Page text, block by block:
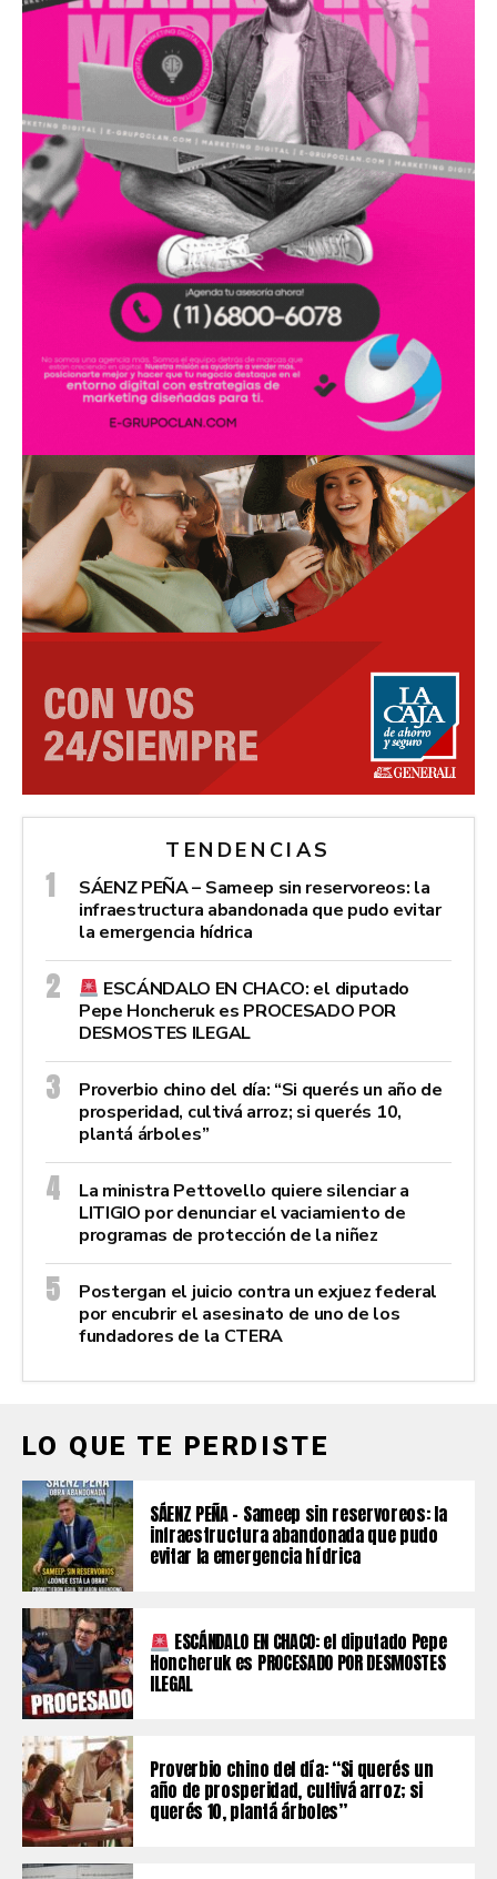
TENDENCIAS
SÁENZ PEÑA – Sameep sin reservoreos: la
infraestructura abandonada que pudo evitar
la emergencia hídrica
ESCÁNDALO EN CHACO: el diputado
Pepe Honcheruk es PROCESADO POR
DESMOSTES ILEGAL
Proverbio chino del día: “Si querés un año de
prosperidad, cultivá arroz; si querés 10,
plantá árboles”
La ministra Pettovello quiere silenciar a
LITIGIO por denunciar el vaciamiento de
programas de protección de la niñez
Postergan el juicio contra un exjuez federal
por encubrir el asesinato de uno de los
fundadores de la CTERA
LO QUE TE PERDISTE
SÁENZ PEÑA – Sameep sin reservoreos: la
infraestructura abandonada que pudo
evitar la emergencia hídrica
ESCÁNDALO EN CHACO: el diputado Pepe
Honcheruk es PROCESADO POR DESMOSTES
ILEGAL
Proverbio chino del día: “Si querés un
año de prosperidad, cultivá arroz; si
querés 10, plantá árboles”